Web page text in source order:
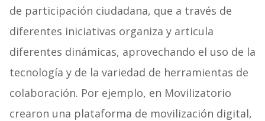
de participación ciudadana, que a través de
diferentes iniciativas organiza y articula
diferentes dinámicas, aprovechando el uso de la
tecnología y de la variedad de herramientas de
colaboración. Por ejemplo, en Movilizatorio
crearon una plataforma de movilización digital,